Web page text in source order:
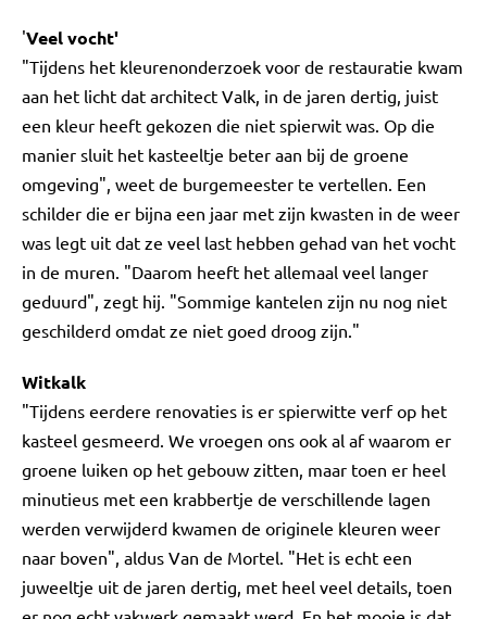
'Veel vocht'
"Tijdens het kleurenonderzoek voor de restauratie kwam
aan het licht dat architect Valk, in de jaren dertig, juist
een kleur heeft gekozen die niet spierwit was. Op die
manier sluit het kasteeltje beter aan bij de groene
omgeving", weet de burgemeester te vertellen. Een
schilder die er bijna een jaar met zijn kwasten in de weer
was legt uit dat ze veel last hebben gehad van het vocht
in de muren. "Daarom heeft het allemaal veel langer
geduurd", zegt hij. "Sommige kantelen zijn nu nog niet
geschilderd omdat ze niet goed droog zijn."
Witkalk
"Tijdens eerdere renovaties is er spierwitte verf op het
kasteel gesmeerd. We vroegen ons ook al af waarom er
groene luiken op het gebouw zitten, maar toen er heel
minutieus met een krabbertje de verschillende lagen
werden verwijderd kwamen de originele kleuren weer
naar boven", aldus Van de Mortel. "Het is echt een
juweeltje uit de jaren dertig, met heel veel details, toen